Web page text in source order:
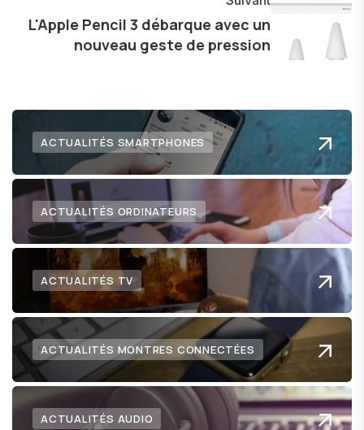
L'Apple Pencil 3 débarque avec un
nouveau geste de pression
ACTUALITÉS SMARTPHONES
ACTUALITÉS ORDINATEURS
ACTUALITÉS TV
ACTUALITÉS MONTRES CONNECTÉES
ACTUALITÉS AUDIO